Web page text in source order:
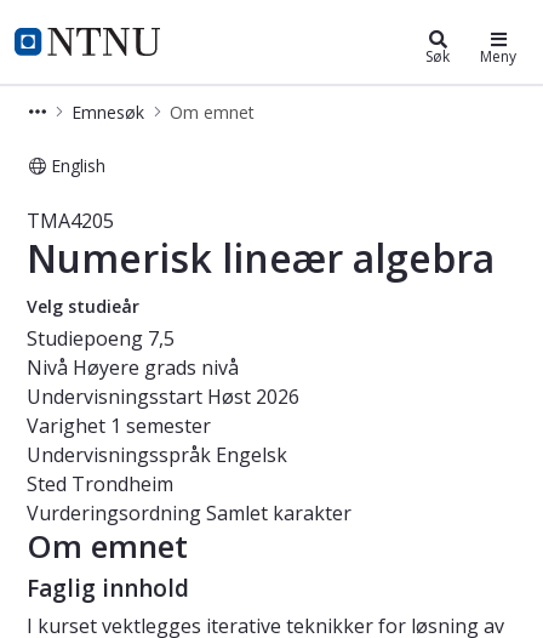
NTNU Hjemmeside
Studier Søk Meny
Emnesøk Om emnet
English
Emne - Numerisk lineær algebra -
TMA4205
Numerisk lineær algebra
Velg studieår
Studiepoeng 7,5
Nivå Høyere grads nivå
Undervisningsstart Høst 2026
Varighet 1 semester
Undervisningsspråk Engelsk
Sted Trondheim
VurderingsordningSamlet karakter
Om emnet
Faglig innhold
I kurset vektlegges iterative teknikker for løsning av